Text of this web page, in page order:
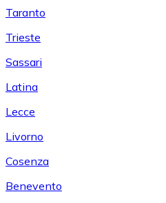
Taranto
Trieste
Sassari
Latina
Lecce
Livorno
Cosenza
Benevento